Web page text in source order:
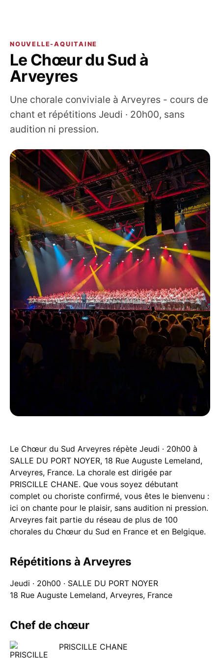
NOUVELLE-AQUITAINE
Le Chœur du Sud à
Arveyres
Une chorale conviviale à Arveyres - cours de
chant et répétitions Jeudi · 20h00, sans
audition ni pression.
Le Chœur du Sud Arveyres répète Jeudi · 20h00 à
SALLE DU PORT NOYER, 18 Rue Auguste Lemeland,
Arveyres, France. La chorale est dirigée par
PRISCILLE CHANE. Que vous soyez débutant
complet ou choriste confirmé, vous êtes le bienvenu :
ici on chante pour le plaisir, sans audition ni pression.
Arveyres fait partie du réseau de plus de 100
chorales du Chœur du Sud en France et en Belgique.
Répétitions à Arveyres
Jeudi · 20h00 · SALLE DU PORT NOYER
18 Rue Auguste Lemeland, Arveyres, France
Chef de chœur
PRISCILLE CHANE